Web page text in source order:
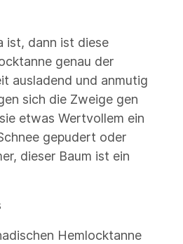
ist, dann ist diese
genau der
ausladend und anmutig
sich die Zweige gen
etwas Wertvollem ein
gepudert oder
dieser Baum ist ein
Hemlocktanne